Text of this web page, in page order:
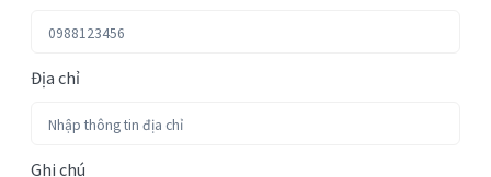
Địa chỉ
Ghi chú